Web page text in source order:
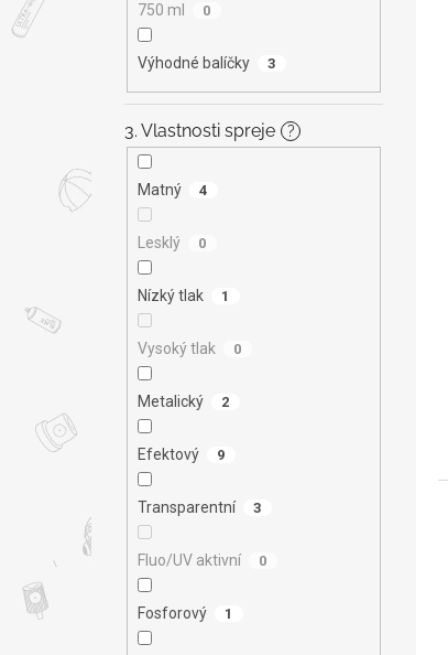
750 ml 0
Výhodné balíčky 3
3. Vlastnosti spreje ?
Matný 4
Lesklý 0
Nízký tlak 1
Vysoký tlak 0
Metalický 2
Efektový 9
Transparentní 3
Fluo/UV aktivní 0
Fosforový 1